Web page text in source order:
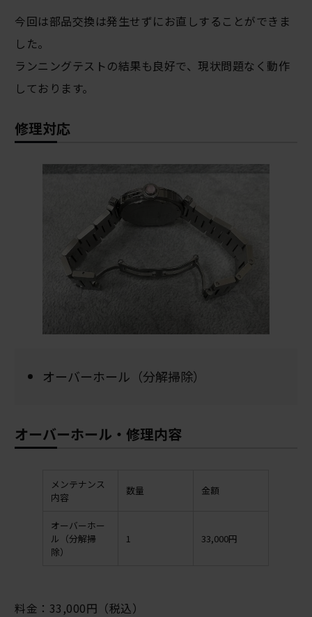
今回は部品交換は発生せずにお直しすることができま
した。
ランニングテストの結果も良好で、現状問題なく動作
しております。
修理対応
オーバーホール（分解掃除）
オーバーホール・修理内容
メンテナンス
内容
数量 金額
オーバーホー
ル（分解掃
除）
1 33,000円
料金：33,000円（税込）